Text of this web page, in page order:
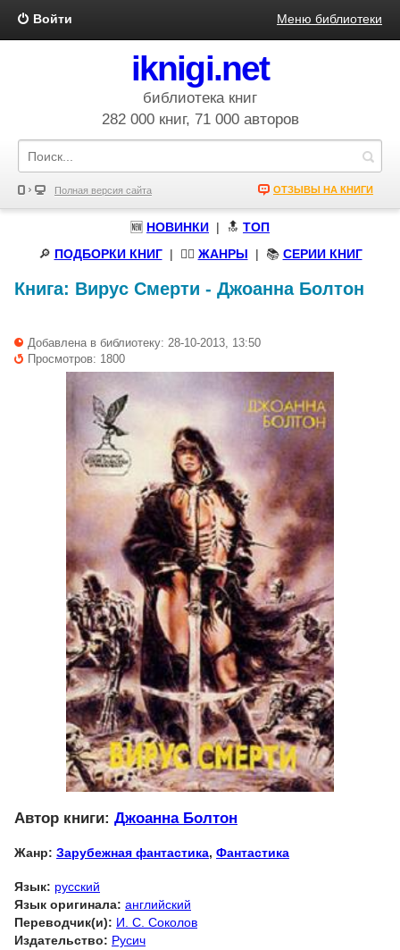
Войти Меню библиотеки
iknigi.net
библиотека книг
282 000 книг, 71 000 авторов
Полная версия сайта ОТЗЫВЫ НА КНИГИ
🆕 НОВИНКИ | 🔝 ТОП
🔎 ПОДБОРКИ КНИГ| 🧝‍♀️ ЖАНРЫ | 📚 СЕРИИ КНИГ
Книга: Вирус Смерти - Джоанна Болтон
Добавлена в библиотеку: 28-10-2013, 13:50
Просмотров: 1800
Автор книги: Джоанна Болтон
Жанр: Зарубежная фантастика, Фантастика
Язык: русский
Язык оригинала: английский
Переводчик(и): И. С. Соколов
Издательство: Русич